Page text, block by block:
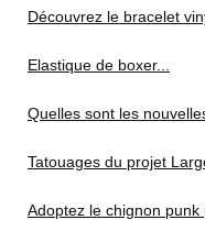
Découvrez le bracelet
Elastique de boxer...
Quelles sont les
Tatouages du projet
Adoptez le chignon punk